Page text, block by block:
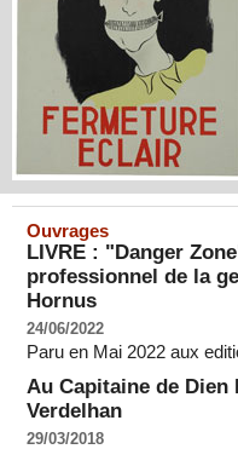
Ouvrages
LIVRE : "Danger
professionnel de la
Hornus
24/06/2022
Paru en Mai 2022 aux
Au Capitaine de
Verdelhan
29/03/2018